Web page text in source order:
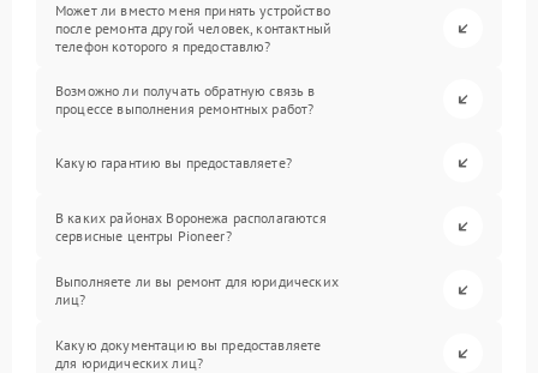
Может ли вместо меня принять устройство
после ремонта другой человек, контактный
телефон которого я предоставлю?
Возможно ли получать обратную связь в
процессе выполнения ремонтных работ?
Какую гарантию вы предоставляете?
В каких районах Воронежа располагаются
сервисные центры Pioneer?
Выполняете ли вы ремонт для юридических
лиц?
Какую документацию вы предоставляете
для юридических лиц?